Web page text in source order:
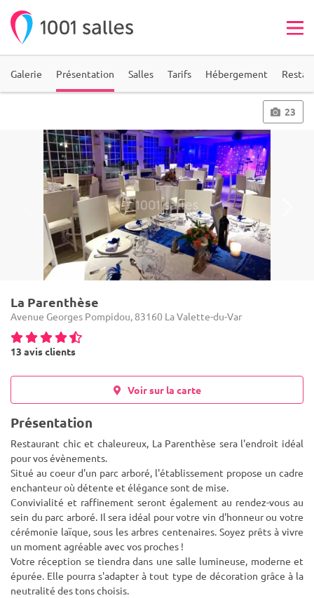
Galerie Présentation Salles Tarifs Hébergement
23
La Parenthèse
Avenue Georges Pompidou, 83160 La Valette-du-Var
13 avis clients
Voir sur la carte
Présentation
Restaurant chic et chaleureux, La Parenthèse sera l'endroit idéal
pour vos évènements.
Situé au coeur d'un parc arboré, l'établissement propose un cadre
enchanteur où détente et élégance sont de mise.
Convivialité et raffinement seront également au rendez-vous au
sein du parc arboré. Il sera idéal pour votre vin d'honneur ou votre
cérémonie laïque, sous les arbres centenaires. Soyez prêts à vivre
un moment agréable avec vos proches !
Votre réception se tiendra dans une salle lumineuse, moderne et
épurée. Elle pourra s'adapter à tout type de décoration grâce à la
neutralité des tons choisis.